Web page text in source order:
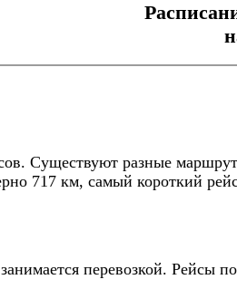
Существуют разные
717 км, самый короткий
перевозкой. Рейсы